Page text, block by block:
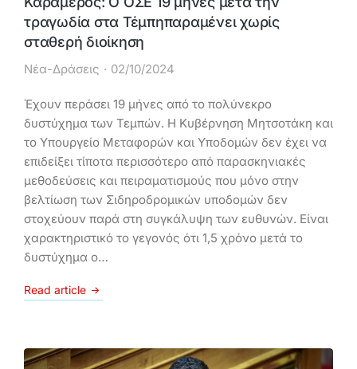
τραγωδία στα Τέμπηπαραμένει χωρίς
σταθερή διοίκηση
Νέα-Δράσεις 02/10/2024
Έχουν περάσει 19 μήνες από το πολύνεκρο
δυστύχημα των Τεμπών. Η Κυβέρνηση Μητσοτάκη και
το Υπουργείο Μεταφορών και Υποδομών δεν έχει να
επιδείξει τίποτα περισσότερο από παρασκηνιακές
μεθοδεύσεις και πειραματισμούς που μόνο στην
βελτίωση των Σιδηροδρομικών υποδομών δεν
στοχεύουν παρά στη συγκάλυψη των ευθυνών. Είναι
χαρακτηριστικό το γεγονός ότι 1,5 χρόνο μετά το
δυστύχημα ο…
Read article